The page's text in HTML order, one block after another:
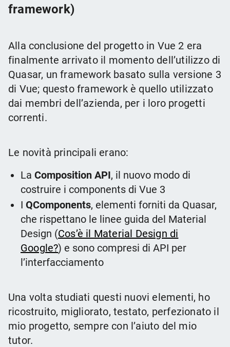
framework)
Alla conclusione del progetto in Vue 2 era
finalmente arrivato il momento dell’utilizzo di
Quasar, un framework basato sulla versione 3
di Vue; questo framework è quello utilizzato
dai membri dell’azienda, per i loro progetti
correnti.
Le novità principali erano:
La Composition API, il nuovo modo di
costruire i components di Vue 3
I QComponents, elementi forniti da Quasar,
che rispettano le linee guida del Material
Design (Cos’è il Material Design di
Google?) e sono compresi di API per
l’interfacciamento
Una volta studiati questi nuovi elementi, ho
ricostruito, migliorato, testato, perfezionato il
mio progetto, sempre con l’aiuto del mio
tutor.